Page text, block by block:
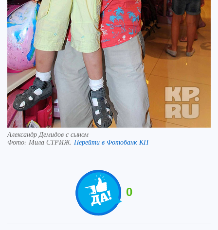
Александр Демидов с сыном
Фото: Мила СТРИЖ. Перейти в Фотобанк КП
0